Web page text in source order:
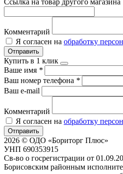
Комментарий
Я согласен на обработку
Отправить
Купить в 1 клик
Ваше имя *
Ваш номер телефона *
Ваш e-mail
Комментарий
Я согласен на обработку
Отправить
2026 © ОДО «Бориторг Плюс»
УНП 690353915
Св-во о госрегистрации от
Борисовским районным